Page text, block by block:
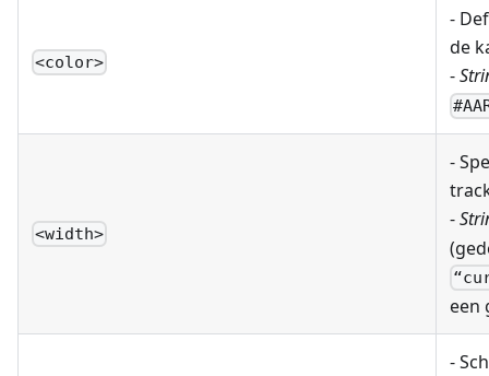
<color>
-
de
-
<width>
-
-
een
-